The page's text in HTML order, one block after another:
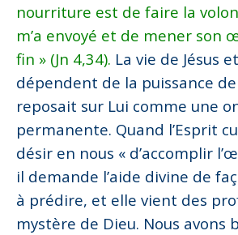
nourriture est de faire la
m’a envoyé et de mener son
fin » (Jn 4,34). La vie de Jésus
dépendent de la puissance de
reposait sur Lui comme une
permanente. Quand l’Esprit
désir en nous « d’accomplir
il demande l’aide divine de
à prédire, et elle vient des
mystère de Dieu. Nous avons